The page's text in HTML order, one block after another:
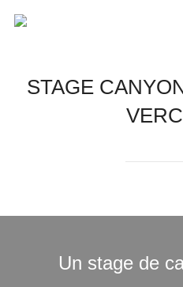
STAGE
Un stage de